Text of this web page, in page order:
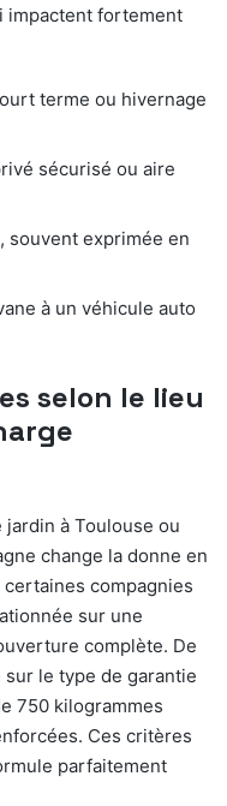
impactent fortement
terme ou hivernage
sécurisé ou aire
souvent exprimée en
à un véhicule auto
selon le lieu
à Toulouse ou
change la donne en
certaines compagnies
sur une
complète. De
le type de garantie
750 kilogrammes
Ces critères
parfaitement